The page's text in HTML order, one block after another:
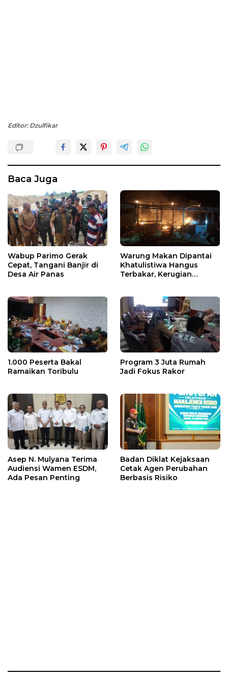
Editor: Dzulfikar
Baca Juga
Wabup Parimo Gerak
Cepat, Tangani Banjir di
Desa Air Panas
Warung Makan Dipantai
Khatulistiwa Hangus
Terbakar, Kerugian
1.000 Peserta Bakal
Ramaikan Toribulu
Program 3 Juta Rumah
Jadi Fokus Rakor
Asep N. Mulyana Terima
Audiensi Wamen ESDM,
Ada Pesan Penting
Badan Diklat Kejaksaan
Cetak Agen Perubahan
Berbasis Risiko